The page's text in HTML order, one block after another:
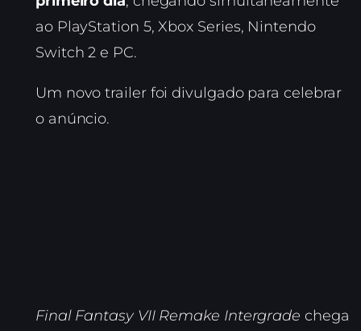
ao PlayStation 5, Xbox Series, Nintendo
Switch 2 e PC.
Um novo trailer foi divulgado para celebrar
o anúncio.
Final Fantasy VII Remake Intergrade chega